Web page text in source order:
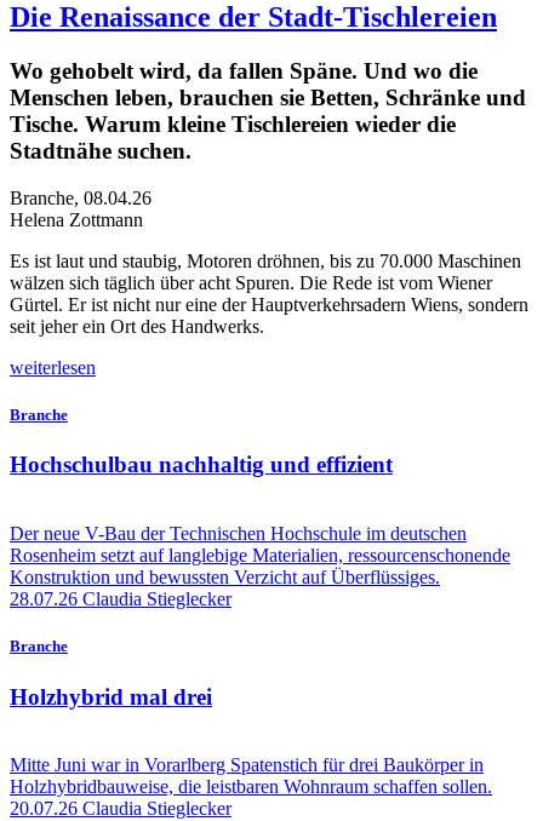
Die Renaissance der Stadt-Tischlereien
Wo gehobelt wird, da fallen Späne. Und wo die
Menschen leben, brauchen sie Betten, Schränke und
Tische. Warum kleine Tischlereien wieder die
Stadtnähe suchen.
Branche, 08.04.26
Helena Zottmann
Es ist laut und staubig, Motoren dröhnen, bis zu 70.000 Maschinen
wälzen sich täglich über acht Spuren. Die Rede ist vom Wiener
Gürtel. Er ist nicht nur eine der Hauptverkehrsadern Wiens, sondern
seit jeher ein Ort des Handwerks.
weiterlesen
Branche
Hochschulbau nachhaltig und effizient
Der neue V-Bau der Technischen Hochschule im deutschen
Rosenheim setzt auf langlebige Materialien, ressourcenschonende
Konstruktion und bewussten Verzicht auf Überflüssiges.
28.07.26 Claudia Stieglecker
Branche
Holzhybrid mal drei
Mitte Juni war in Vorarlberg Spatenstich für drei Baukörper in
Holzhybridbauweise, die leistbaren Wohnraum schaffen sollen.
20.07.26 Claudia Stieglecker